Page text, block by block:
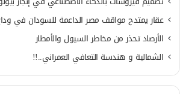
عقار يمتدح مواقف مصر الداعمة للسودان في
الأرصاد تحذر من مخاطر السيول والأمطار
الشمالية و هندسة التعافي العمراني..!!